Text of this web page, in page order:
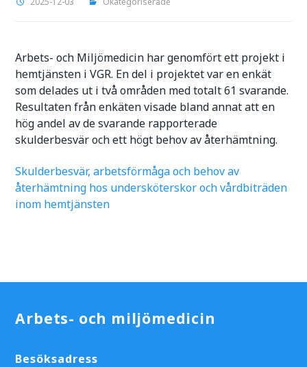
Arbets- och Miljömedicin har genomfört ett projekt i
hemtjänsten i VGR. En del i projektet var en enkät
som delades ut i två områden med totalt 61 svarande.
Resultaten från enkäten visade bland annat att en
hög andel av de svarande rapporterade
skulderbesvär och ett högt behov av återhämtning.
Skulderbesvär, arbetsförmåga och behov av
återhämtning hos undersköterskor och vårdbiträden
inom hemtjänsten
Arbets- och miljömedicin
Besöksadress